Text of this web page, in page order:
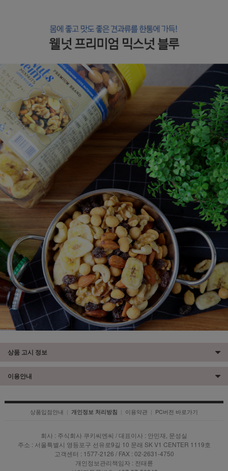
상품 고시 정보
이용안내
상품입점안내 | 개인정보 처리방침 | 이용약관 | PC버전 바로가기
회사 : 주식회사 쿠키씨엔씨 / 대표이사 : 안민재, 문성실
주소 : 서울특별시 영등포구 선유로9길 10 문래 SK V1 CENTER 1119호
고객센터 : 1577-2126 / FAX : 02-2631-4750
개인정보관리책임자 : 전태륜